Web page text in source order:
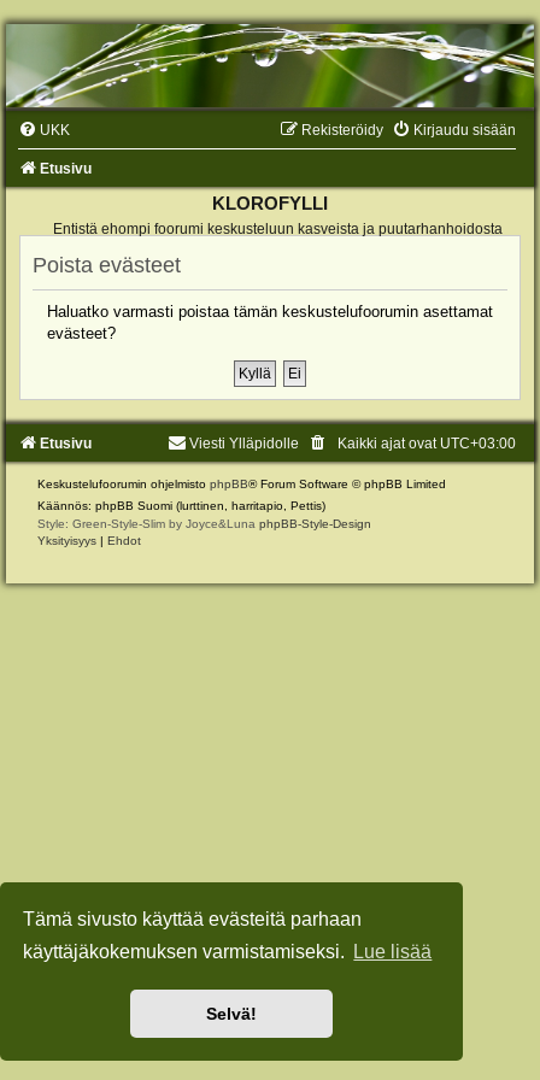
Tämä sivusto käyttää evästeitä parhaan
käyttäjäkokemuksen varmistamiseksi.
Lue lisää
Selvä!
UKK Kirjaudu sisään
Rekisteröidy
Etusivu
KLOROFYLLI
Entistä ehompi foorumi keskusteluun kasveista ja puutarhanhoidosta
Poista evästeet
Haluatko varmasti poistaa tämän keskustelufoorumin asettamat
evästeet?
Etusivu Kaikki ajat ovat UTC+03:00
Viesti Ylläpidolle
Keskustelufoorumin ohjelmisto phpBB® Forum Software © phpBB Limited
Käännös: phpBB Suomi (lurttinen, harritapio, Pettis)
Style: Green-Style-Slim by Joyce&Luna phpBB-Style-Design
Yksityisyys | Ehdot